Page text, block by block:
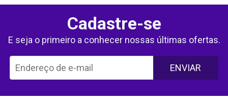
Cadastre-se
E seja o primeiro a conhecer nossas últimas ofertas.
ENVIAR